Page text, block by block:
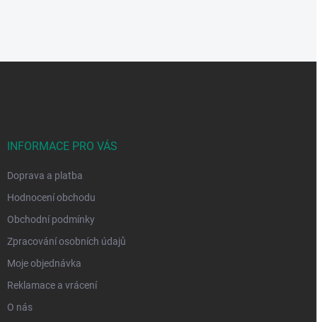
INFORMACE PRO VÁS
Doprava a platba
Hodnocení obchodu
Obchodní podmínky
Zpracování osobních údajů
Moje objednávka
Reklamace a vrácení
O nás